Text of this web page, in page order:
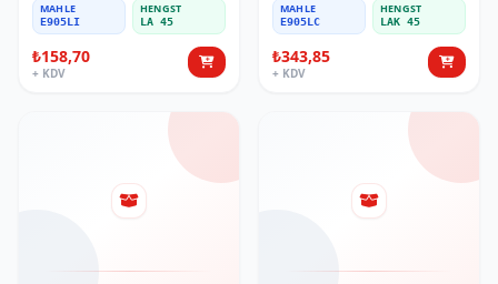
MAHLE
E905LI
HENGST
LA 45
₺158,70
+ KDV
MAHLE
E905LC
HENGST
LAK 45
₺343,85
+ KDV